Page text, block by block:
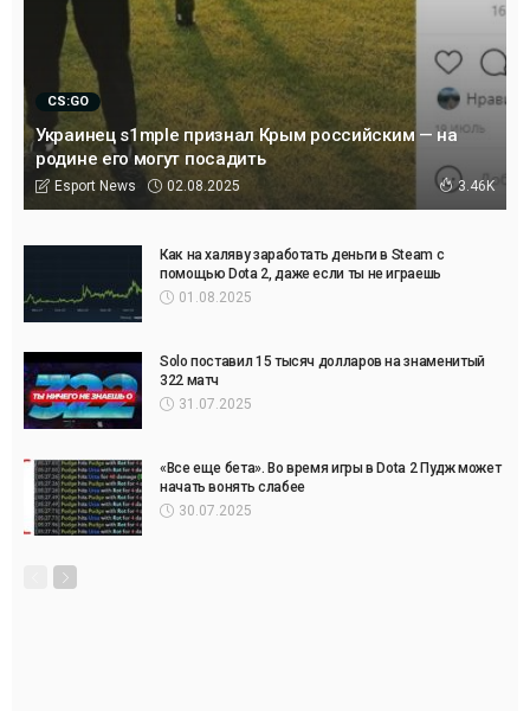
CS:GO
Украинец s1mple признал Крым российским — на
родине его могут посадить
Esport News 02.08.2025 3.46K
Как на халяву заработать деньги в Steam с
помощью Dota 2, даже если ты не играешь
01.08.2025
Solo поставил 15 тысяч долларов на знаменитый
322 матч
31.07.2025
«Все еще бета». Во время игры в Dota 2 Пудж может
начать вонять слабее
30.07.2025